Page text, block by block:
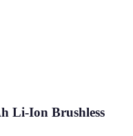
Li-Ion Brushless